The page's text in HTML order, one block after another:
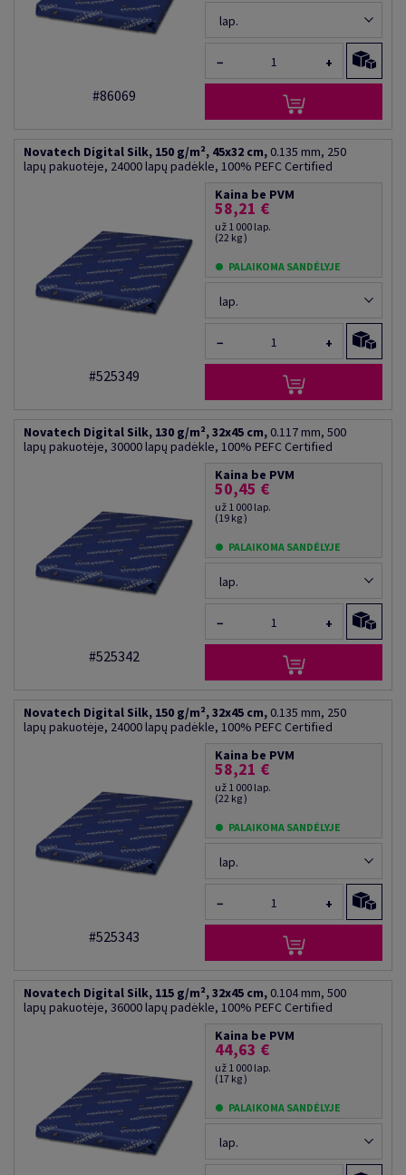
#86069
lap.
− +
Novatech Digital Silk, 150 g/m², 45x32 cm, 0.135 mm, 250
lapų pakuotėje, 24000 lapų padėkle, 100% PEFC Certified
#525349
Kaina be PVM
58,21 €
už 1 000 lap.
(22 kg )
PALAIKOMA SANDĖLYJE
lap.
− +
Novatech Digital Silk, 130 g/m², 32x45 cm, 0.117 mm, 500
lapų pakuotėje, 30000 lapų padėkle, 100% PEFC Certified
#525342
Kaina be PVM
50,45 €
už 1 000 lap.
(19 kg )
PALAIKOMA SANDĖLYJE
lap.
− +
Novatech Digital Silk, 150 g/m², 32x45 cm, 0.135 mm, 250
lapų pakuotėje, 24000 lapų padėkle, 100% PEFC Certified
#525343
Kaina be PVM
58,21 €
už 1 000 lap.
(22 kg )
PALAIKOMA SANDĖLYJE
lap.
− +
Novatech Digital Silk, 115 g/m², 32x45 cm, 0.104 mm, 500
lapų pakuotėje, 36000 lapų padėkle, 100% PEFC Certified
Kaina be PVM
44,63 €
už 1 000 lap.
(17 kg )
PALAIKOMA SANDĖLYJE
lap.